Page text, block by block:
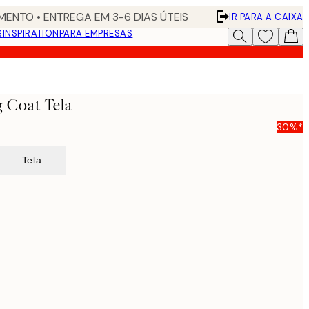
• ENTREGA EM 3-6 DIAS ÚTEIS
IR PARA A CAIXA
INSPIRATIONPARA EMPRESAS
Coat Tela
30%*
Tela